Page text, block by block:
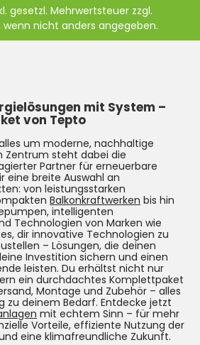
gesetzl. Mehrwertsteuer zzgl.
wenn nicht anders angegeben.
mit System –
von Tepto
um moderne, nachhaltige
Zentrum steht dabei die
Partner für erneuerbare
eine breite Auswahl an
von leistungsstarken
Balkonkraftwerken bis hin
intelligenten
Technologien von Marken wie
dir innovative Technologien zu
– Lösungen, die deinen
Investition sichern und einen
leisten. Du erhältst nicht nur
ein durchdachtes Komplettpaket
Montage und Zubehör – alles
zu deinem Bedarf. Entdecke jetzt
mit echtem Sinn – für mehr
Vorteile, effiziente Nutzung der
eine klimafreundliche Zukunft.